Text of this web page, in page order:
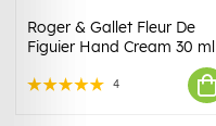
Roger & Gallet Fleur De
Figuier Hand Cream 30 ml
4